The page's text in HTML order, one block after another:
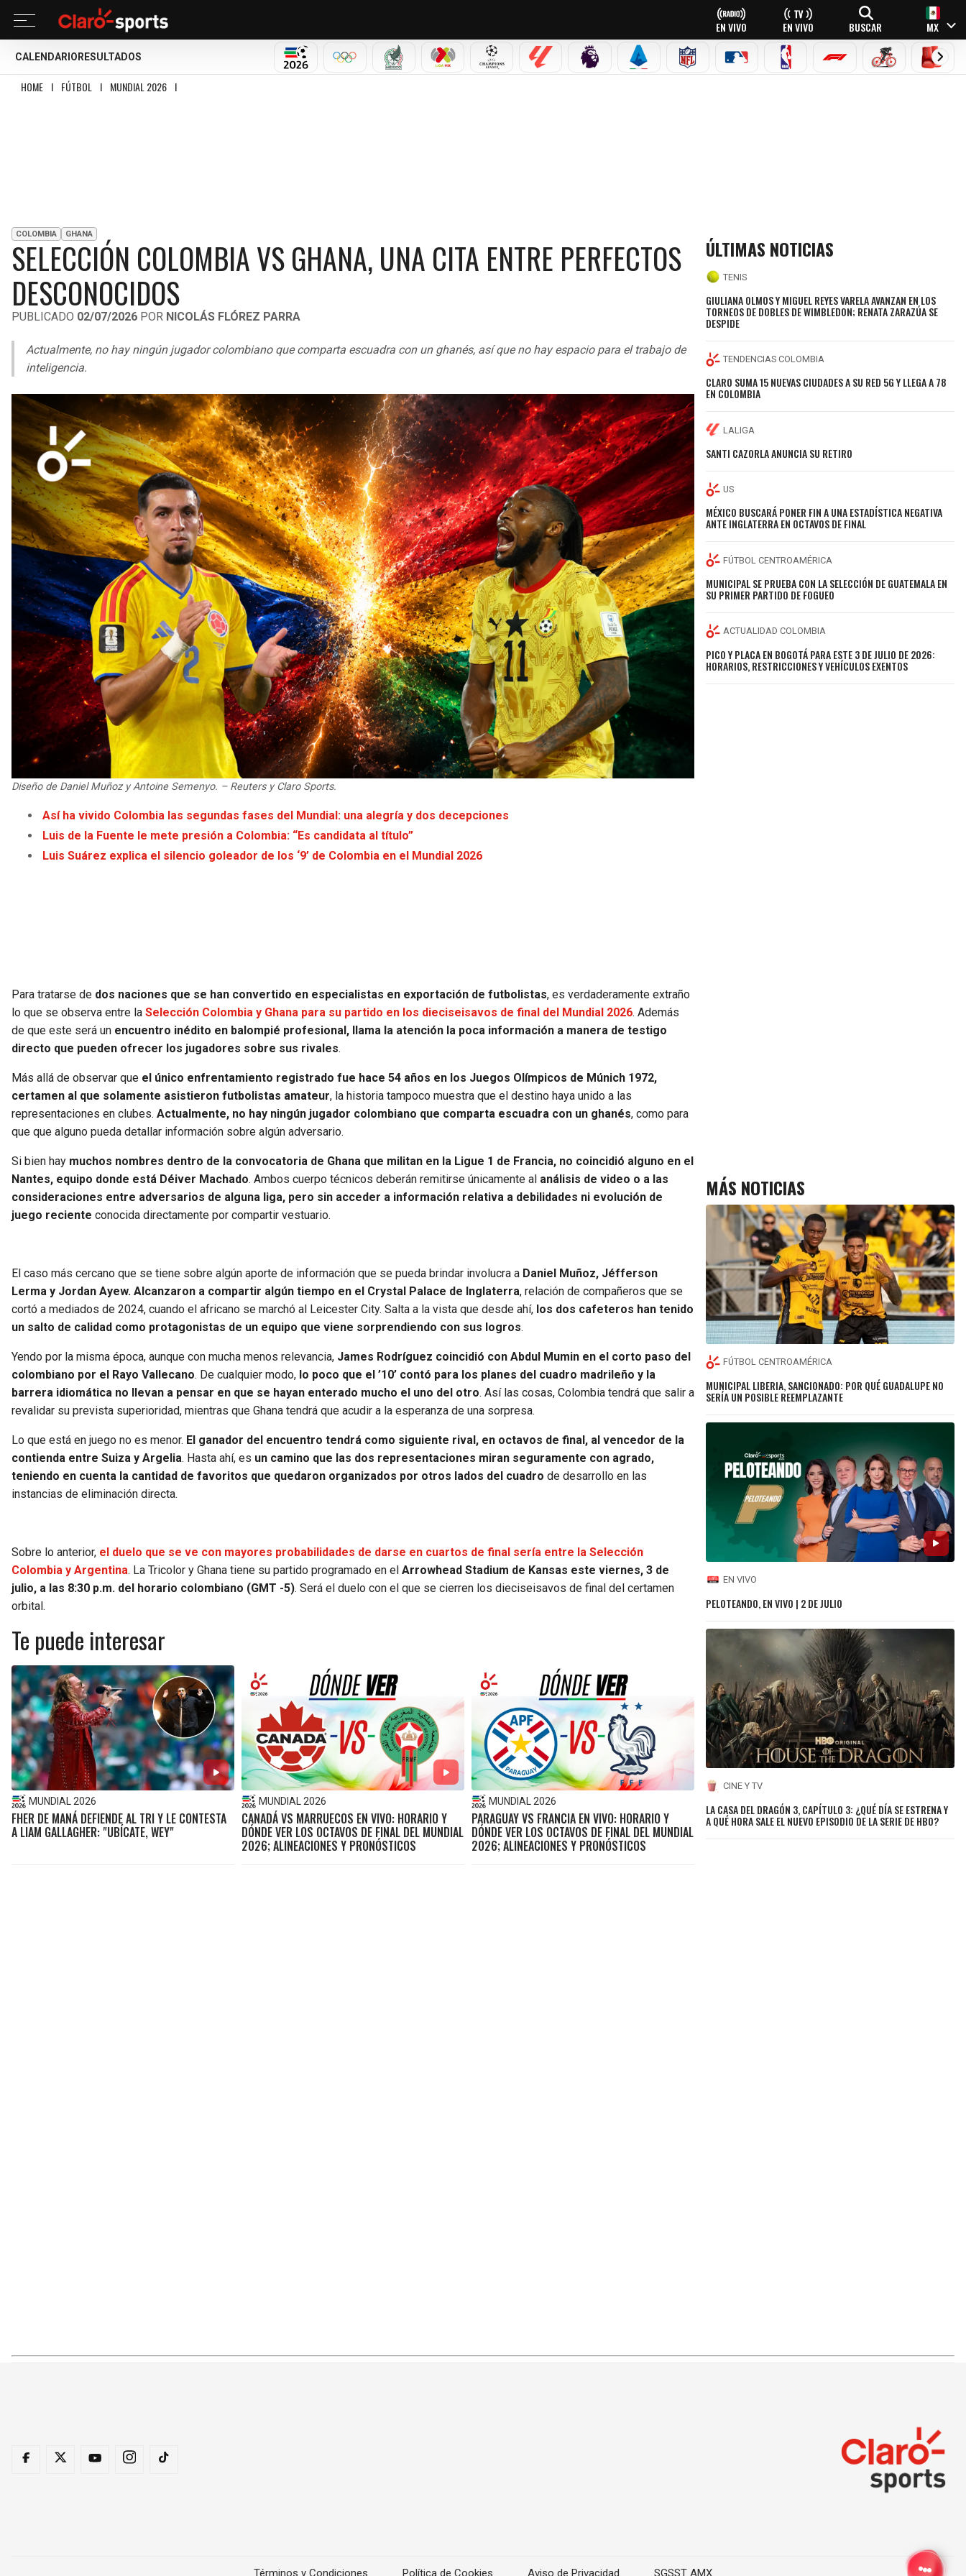
EN VIVO EN VIVO BUSCAR MX
CALENDARIO RESULTADOS
MUNDIAL 2026OLÍMPICOSSELECCIÓN MEXICANA
LIGA MX CHAMPIONS LEAGUE
LALIGA PREMIER LEAGUE
SERIE A NFL MLB NBA FÓRMULA 1CICLISMOBOXEO
HOME I FÚTBOL I MUNDIAL 2026 I
COLOMBIA GHANA
SELECCIÓN COLOMBIA VS GHANA, UNA CITA ENTRE PERFECTOS
DESCONOCIDOS
PUBLICADO 02/07/2026 POR NICOLÁS FLÓREZ PARRA
Actualmente, no hay ningún jugador colombiano que comparta escuadra con un ghanés, así que no hay espacio para el trabajo de
inteligencia.
Diseño de Daniel Muñoz y Antoine Semenyo. – Reuters y Claro Sports.
Así ha vivido Colombia las segundas fases del Mundial: una alegría y dos decepciones
Luis de la Fuente le mete presión a Colombia: “Es candidata al título”
Luis Suárez explica el silencio goleador de los ‘9’ de Colombia en el Mundial 2026
Para tratarse de dos naciones que se han convertido en especialistas en exportación de futbolistas, es verdaderamente extraño
lo que se observa entre la Selección Colombia y Ghana para su partido en los dieciseisavos de final del Mundial 2026. Además
de que este será un encuentro inédito en balompié profesional, llama la atención la poca información a manera de testigo
directo que pueden ofrecer los jugadores sobre sus rivales.
Más allá de observar que el único enfrentamiento registrado fue hace 54 años en los Juegos Olímpicos de Múnich 1972,
certamen al que solamente asistieron futbolistas amateur, la historia tampoco muestra que el destino haya unido a las
representaciones en clubes. Actualmente, no hay ningún jugador colombiano que comparta escuadra con un ghanés, como para
que que alguno pueda detallar información sobre algún adversario.
Si bien hay muchos nombres dentro de la convocatoria de Ghana que militan en la Ligue 1 de Francia, no coincidió alguno en el
Nantes, equipo donde está Déiver Machado. Ambos cuerpo técnicos deberán remitirse únicamente al análisis de video o a las
consideraciones entre adversarios de alguna liga, pero sin acceder a información relativa a debilidades ni evolución de
juego reciente conocida directamente por compartir vestuario.
El caso más cercano que se tiene sobre algún aporte de información que se pueda brindar involucra a Daniel Muñoz, Jéfferson
Lerma y Jordan Ayew. Alcanzaron a compartir algún tiempo en el Crystal Palace de Inglaterra, relación de compañeros que se
cortó a mediados de 2024, cuando el africano se marchó al Leicester City. Salta a la vista que desde ahí, los dos cafeteros han tenido
un salto de calidad como protagonistas de un equipo que viene sorprendiendo con sus logros.
Yendo por la misma época, aunque con mucha menos relevancia, James Rodríguez coincidió con Abdul Mumin en el corto paso del
colombiano por el Rayo Vallecano. De cualquier modo, lo poco que el ’10’ contó para los planes del cuadro madrileño y la
barrera idiomática no llevan a pensar en que se hayan enterado mucho el uno del otro. Así las cosas, Colombia tendrá que salir a
revalidar su prevista superioridad, mientras que Ghana tendrá que acudir a la esperanza de una sorpresa.
Lo que está en juego no es menor. El ganador del encuentro tendrá como siguiente rival, en octavos de final, al vencedor de la
contienda entre Suiza y Argelia. Hasta ahí, es un camino que las dos representaciones miran seguramente con agrado,
teniendo en cuenta la cantidad de favoritos que quedaron organizados por otros lados del cuadro de desarrollo en las
instancias de eliminación directa.
Sobre lo anterior, el duelo que se ve con mayores probabilidades de darse en cuartos de final sería entre la Selección
Colombia y Argentina. La Tricolor y Ghana tiene su partido programado en el Arrowhead Stadium de Kansas este viernes, 3 de
julio, a las 8:30 p.m. del horario colombiano (GMT -5). Será el duelo con el que se cierren los dieciseisavos de final del certamen
orbital.
Te puede interesar
MUNDIAL 2026
FHER DE MANÁ DEFIENDE AL TRI Y LE CONTESTA
A LIAM GALLAGHER: "UBÍCATE, WEY"
MUNDIAL 2026
CANADÁ VS MARRUECOS EN VIVO: HORARIO Y
DÓNDE VER LOS OCTAVOS DE FINAL DEL MUNDIAL
2026; ALINEACIONES Y PRONÓSTICOS
MUNDIAL 2026
PARAGUAY VS FRANCIA EN VIVO: HORARIO Y
DÓNDE VER LOS OCTAVOS DE FINAL DEL MUNDIAL
2026; ALINEACIONES Y PRONÓSTICOS
ÚLTIMAS NOTICIAS
TENIS
GIULIANA OLMOS Y MIGUEL REYES VARELA AVANZAN EN LOS
TORNEOS DE DOBLES DE WIMBLEDON; RENATA ZARAZÚA SE
DESPIDE
TENDENCIAS COLOMBIA
CLARO SUMA 15 NUEVAS CIUDADES A SU RED 5G Y LLEGA A 78
EN COLOMBIA
LALIGA
SANTI CAZORLA ANUNCIA SU RETIRO
US
MÉXICO BUSCARÁ PONER FIN A UNA ESTADÍSTICA NEGATIVA
ANTE INGLATERRA EN OCTAVOS DE FINAL
FÚTBOL CENTROAMÉRICA
MUNICIPAL SE PRUEBA CON LA SELECCIÓN DE GUATEMALA EN
SU PRIMER PARTIDO DE FOGUEO
ACTUALIDAD COLOMBIA
PICO Y PLACA EN BOGOTÁ PARA ESTE 3 DE JULIO DE 2026:
HORARIOS, RESTRICCIONES Y VEHÍCULOS EXENTOS
MÁS NOTICIAS
FÚTBOL CENTROAMÉRICA
MUNICIPAL LIBERIA, SANCIONADO: POR QUÉ GUADALUPE NO
SERÍA UN POSIBLE REEMPLAZANTE
EN VIVO
PELOTEANDO, EN VIVO | 2 DE JULIO
CINE Y TV
LA CASA DEL DRAGÓN 3, CAPÍTULO 3: ¿QUÉ DÍA SE ESTRENA Y
A QUÉ HORA SALE EL NUEVO EPISODIO DE LA SERIE DE HBO?
Términos y Condiciones Política de Cookies Aviso de Privacidad SGSST AMX